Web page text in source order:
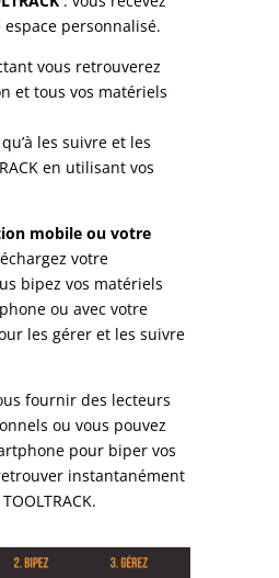
espace personnalisé.
vous retrouverez
et tous vos matériels
les suivre et les
en utilisant vos
mobile ou votre
votre
bipez vos matériels
ou avec votre
les gérer et les suivre
fournir des lecteurs
ou vous pouvez
pour biper vos
instantanément